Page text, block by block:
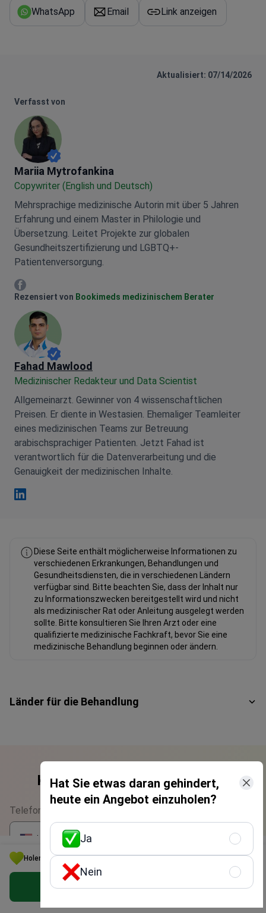
Holen Sie sich die beste Option für Ihr Budget in Türkei
Kostenloses persönliches Angebot erhalten
WhatsApp Email Link anzeigen
Aktualisiert: 07/14/2026
Verfasst von
Mariia Mytrofankina
Mariia Mytrofankina
Copywriter (English und Deutsch)
Mehrsprachige medizinische Autorin mit über 5 Jahren
Erfahrung und einem Master in Philologie und
Übersetzung. Leitet Projekte zur globalen
Gesundheitszertifizierung und LGBTQ+-
Patientenversorgung.
Mariia Mytrofankina Facebook
Rezensiert von Bookimeds medizinischem Berater
Fahad Mawlood
Medizinischer Redakteur und Data Scientist
Allgemeinarzt. Gewinner von 4 wissenschaftlichen
Preisen. Er diente in Westasien. Ehemaliger Teamleiter
eines medizinischen Teams zur Betreuung
arabischsprachiger Patienten. Jetzt Fahad ist
verantwortlich für die Datenverarbeitung und die
Genauigkeit der medizinischen Inhalte.
Diese Seite enthält möglicherweise Informationen zu
verschiedenen Erkrankungen, Behandlungen und
Gesundheitsdiensten, die in verschiedenen Ländern
verfügbar sind. Bitte beachten Sie, dass der Inhalt nur
zu Informationszwecken bereitgestellt wird und nicht
als medizinischer Rat oder Anleitung ausgelegt werden
sollte. Bitte konsultieren Sie Ihren Arzt oder eine
qualifizierte medizinische Fachkraft, bevor Sie eine
medizinische Behandlung beginnen oder ändern.
Länder für die Behandlung
Kostenlose Beratung erhalten
Telefonnummer eingeben
+1
Wählen Sie die beste Art und Weise, Sie zu
kontaktieren
Hat Sie etwas daran gehindert,
heute ein Angebot einzuholen?
Ja
Nein